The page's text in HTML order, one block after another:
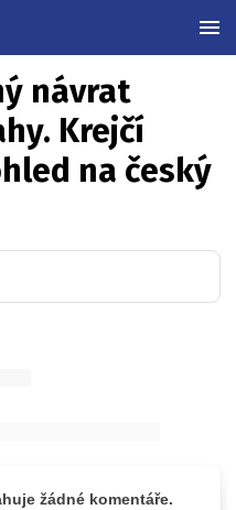
návrat
Krejčí
na český